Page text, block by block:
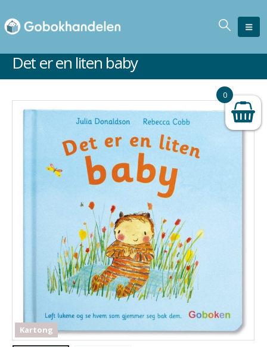
Det er en liten baby
Kartong
0